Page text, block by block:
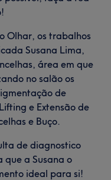
Olhar, os trabalhos
Susana Lima,
área em que
no salão os
de
e Extensão de
e Buço.
de diagnostico
que a Susana o
ideal para si!